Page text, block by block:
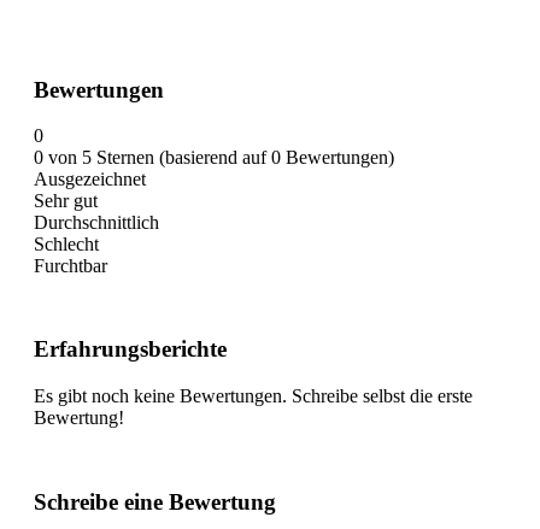
Bewertungen
0
0 von 5 Sternen (basierend auf 0 Bewertungen)
Ausgezeichnet
Sehr gut
Durchschnittlich
Schlecht
Furchtbar
Erfahrungsberichte
Es gibt noch keine Bewertungen. Schreibe selbst die erste
Bewertung!
Schreibe eine Bewertung